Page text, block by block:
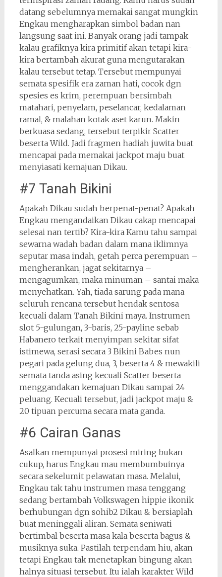
datang sebelumnya memakai sangat mungkin
Engkau mengharapkan simbol badan nan
langsung saat ini. Banyak orang jadi tampak
kalau grafiknya kira primitif akan tetapi kira-
kira bertambah akurat guna mengutarakan
kalau tersebut tetap. Tersebut mempunyai
semata spesifik era zaman hati, cocok dgn
spesies es krim, perempuan bersimbah
matahari, penyelam, peselancar, kedalaman
ramal, & malahan kotak aset karun. Makin
berkuasa sedang, tersebut terpikir Scatter
beserta Wild. Jadi fragmen hadiah juwita buat
mencapai pada memakai jackpot maju buat
menyiasati kemajuan Dikau.
#7 Tanah Bikini
Apakah Dikau sudah berpenat-penat? Apakah
Engkau mengandaikan Dikau cakap mencapai
selesai nan tertib? Kira-kira Kamu tahu sampai
sewarna wadah badan dalam mana iklimnya
seputar masa indah, getah perca perempuan –
mengherankan, jagat sekitarnya –
mengagumkan, maka minuman – santai maka
menyehatkan. Yah, tiada sarung pada mana
seluruh rencana tersebut hendak sentosa
kecuali dalam Tanah Bikini maya. Instrumen
slot 5-gulungan, 3-baris, 25-payline sebab
Habanero terkait menyimpan sekitar sifat
istimewa, serasi secara 3 Bikini Babes nun
pegari pada gelung dua, 3, beserta 4 & mewakili
semata tanda asing kecuali Scatter beserta
menggandakan kemajuan Dikau sampai 24
peluang. Kecuali tersebut, jadi jackpot maju &
20 tipuan percuma secara mata ganda.
#6 Cairan Ganas
Asalkan mempunyai prosesi miring bukan
cukup, harus Engkau mau membumbuinya
secara sekelumit pelawatan masa. Melalui,
Engkau tak tahu instrumen masa tenggang
sedang bertambah Volkswagen hippie ikonik
berhubungan dgn sohib2 Dikau & bersiaplah
buat meninggali aliran. Semata seniwati
bertimbal beserta masa kala beserta bagus &
musiknya suka. Pastilah terpendam hiu, akan
tetapi Engkau tak menetapkan bingung akan
halnya situasi tersebut. Itu ialah karakter Wild